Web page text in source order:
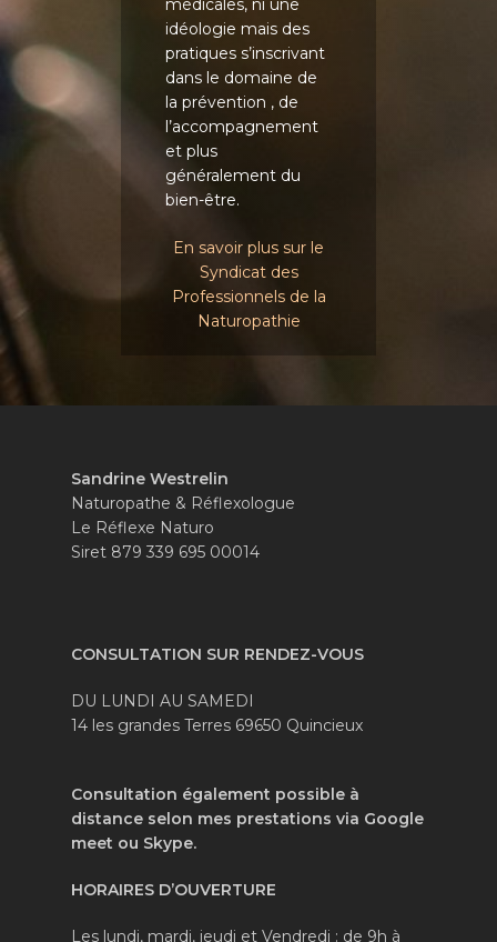
médicales, ni une
idéologie mais des
pratiques s’inscrivant
dans le domaine de
la prévention , de
l’accompagnement
et plus
généralement du
bien-être.
En savoir plus sur le
Syndicat des
Professionnels de la
Naturopathie
Sandrine Westrelin
Naturopathe & Réflexologue
Le Réflexe Naturo
Siret 879 339 695 00014
CONSULTATION SUR RENDEZ-VOUS
DU LUNDI AU SAMEDI
14 les grandes Terres 69650 Quincieux
Consultation également possible à
distance selon mes prestations via Google
meet ou Skype.
HORAIRES D’OUVERTURE
Les lundi, mardi, jeudi et Vendredi : de 9h à